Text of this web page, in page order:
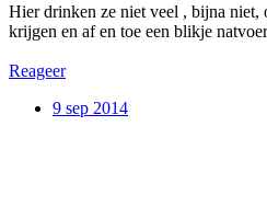
Hier drinken ze niet veel , bijna niet,
krijgen en af en toe een blikje
Reageer
9 sep 2014